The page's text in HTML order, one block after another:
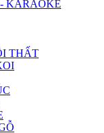
KARAOKE
THẤT